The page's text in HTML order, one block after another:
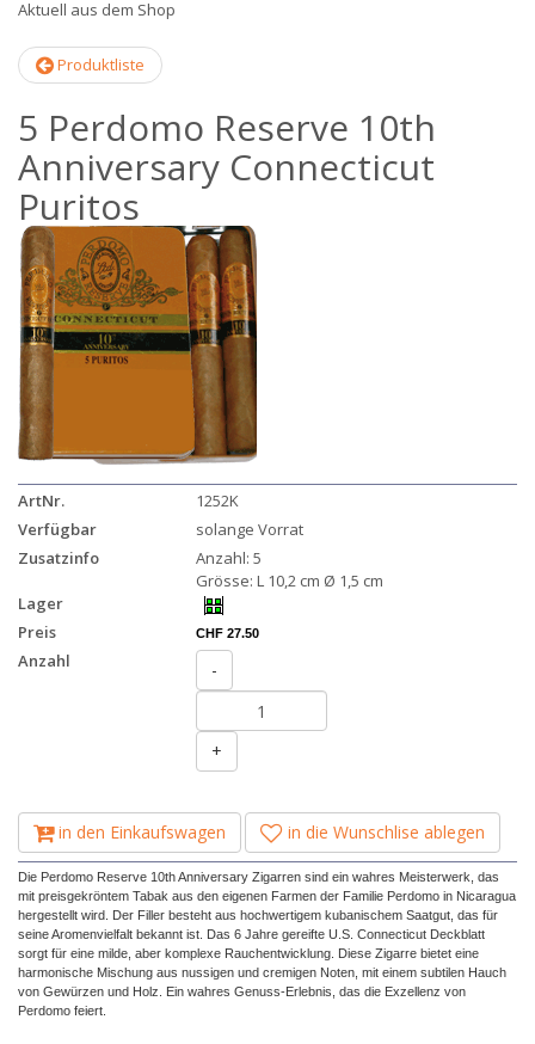
Aktuell aus dem Shop
Produktliste
5 Perdomo Reserve 10th
Anniversary Connecticut
Puritos
ArtNr.
1252K
Verfügbar
solange Vorrat
Zusatzinfo
Anzahl: 5
Grösse: L 10,2 cm Ø 1,5 cm
Lager
Preis
CHF 27.50
Anzahl -
+
in den Einkaufswagen in die Wunschlise ablegen
Die Perdomo Reserve 10th Anniversary Zigarren sind ein wahres Meisterwerk, das
mit preisgekröntem Tabak aus den eigenen Farmen der Familie Perdomo in Nicaragua
hergestellt wird. Der Filler besteht aus hochwertigem kubanischem Saatgut, das für
seine Aromenvielfalt bekannt ist. Das 6 Jahre gereifte U.S. Connecticut Deckblatt
sorgt für eine milde, aber komplexe Rauchentwicklung. Diese Zigarre bietet eine
harmonische Mischung aus nussigen und cremigen Noten, mit einem subtilen Hauch
von Gewürzen und Holz. Ein wahres Genuss-Erlebnis, das die Exzellenz von
Perdomo feiert.